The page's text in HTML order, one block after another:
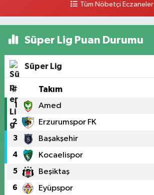
Tüm Nöbetçi Eczaneler
Süper Lig Puan Durumu
Süper Lig
# Takım
1 Amed
2 Erzurumspor FK
3 Başakşehir
4 Kocaelispor
5 Beşiktaş
6 Eyüpspor